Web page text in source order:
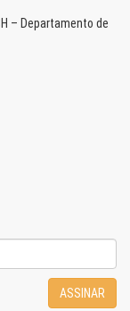
– Departamento de
ASSINAR